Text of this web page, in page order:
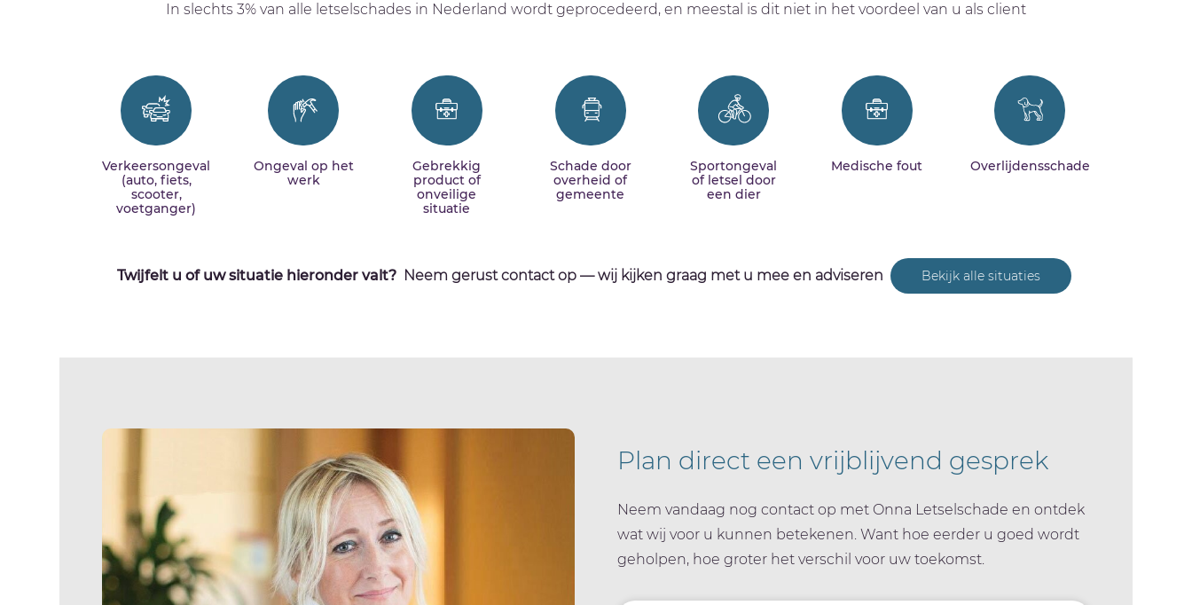
In slechts 3% van alle letselschades in Nederland wordt geprocedeerd, en meestal is dit niet in het voordeel van u als client
Verkeersongeval
(auto, fiets,
scooter,
voetganger)
Ongeval op het
werk
Gebrekkig
product of
onveilige
situatie
Schade door
overheid of
gemeente
Sportongeval
of letsel door
een dier
Medische fout Overlijdensschade
Twijfelt u of uw situatie hieronder valt? Neem gerust contact op — wij kijken graag met u mee en adviseren Bekijk alle situaties
Plan direct een vrijblijvend gesprek
Neem vandaag nog contact op met Onna Letselschade en ontdek
wat wij voor u kunnen betekenen. Want hoe eerder u goed wordt
geholpen, hoe groter het verschil voor uw toekomst.